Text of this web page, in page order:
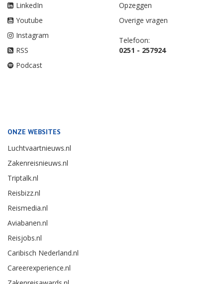
LinkedIn
Youtube
Instagram
RSS
Podcast
Opzeggen
Overige vragen
Telefoon:
0251 - 257924
ONZE WEBSITES
Luchtvaartnieuws.nl
Zakenreisnieuws.nl
Triptalk.nl
Reisbizz.nl
Reismedia.nl
Aviabanen.nl
Reisjobs.nl
Caribisch Nederland.nl
Careerexperience.nl